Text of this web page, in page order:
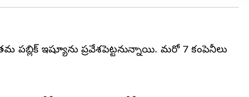
ఇష్యూను ప్రవేశపెట్టనున్నాయి. మరో 7 కంపెనీలు